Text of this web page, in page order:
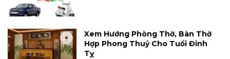
Xem Hướng Phòng Thờ, Bàn Thờ
Hợp Phong Thuỷ Cho Tuổi Đinh
Tỵ